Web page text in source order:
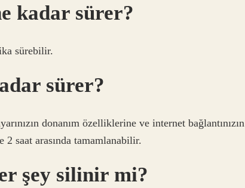
kadar sürer?
sürebilir.
sürer?
donanım özelliklerine ve internet bağlantınızın
2 saat arasında tamamlanabilir.
şey silinir mi?